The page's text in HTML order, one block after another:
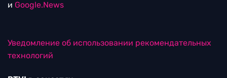
и Google.News
Уведомление об использовании рекомендательных
технологий